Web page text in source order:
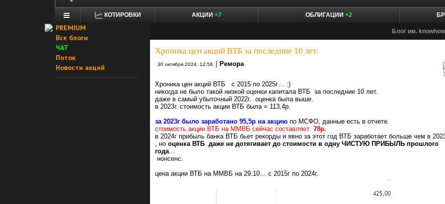
КОТИРОВКИ АКЦИИ +7 ОБЛИГАЦИИ +2
PREMIUM
Все блоги
ЧАТ
Поток
Новости акций
Блог им.
Хроника цен акций ВТБ за последние 10 лет.
30 октября 2024, 12:56 Ремора
Хроника цен акций ВТБ с 2015 по 2025г… :)
никогда не было такой низкой оценки капитала ВТБ за последние 10 лет.
даже в самый убыточный 2022г. оценка была выше.
в 2023г. стоимость акции ВТБ была = 113,4р.
за 2023г было заработано 95,5р на акцию по МСФО, данные есть в отчете.
стоимость акции ВТБ на ММВБ сейчас составляет 78р.
в 2024г прибыль банка ВТБ бьет рекорды и явно за этот год ВТБ заработает больше чем в
, но оценка ВТБ даже не дотягивает до стоимости в одну ЧИСТУЮ ПРИБЫЛЬ прошлого
года...
нонсенс.
цена акции ВТБ на ММВБ на 29.10… с 2015г по 2024г.